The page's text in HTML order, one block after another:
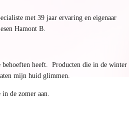
met 39 jaar ervaring en eigenaar
Hamont B.
heeft. Producten die in de winter
mijn huid glimmen.
de zomer aan.